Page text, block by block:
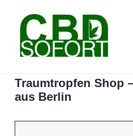
springen
Traumtropfen Shop
aus Berlin